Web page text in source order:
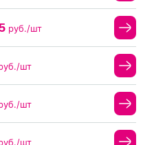
руб./шт
шт
шт
шт